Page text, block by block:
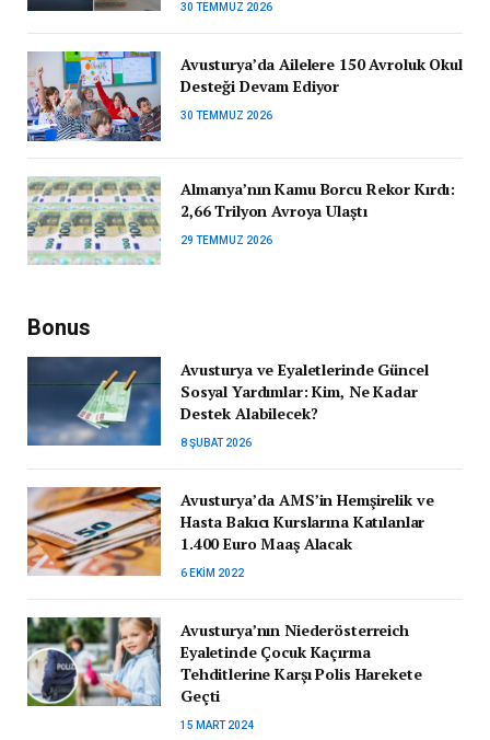
30 TEMMUZ 2026
Avusturya’da Ailelere 150 Avroluk Okul
Desteği Devam Ediyor
30 TEMMUZ 2026
Almanya’nın Kamu Borcu Rekor Kırdı:
2,66 Trilyon Avroya Ulaştı
29 TEMMUZ 2026
Bonus
Avusturya ve Eyaletlerinde Güncel
Sosyal Yardımlar: Kim, Ne Kadar
Destek Alabilecek?
8 ŞUBAT 2026
Avusturya’da AMS’in Hemşirelik ve
Hasta Bakıcı Kurslarına Katılanlar
1.400 Euro Maaş Alacak
6 EKIM 2022
Avusturya’nın Niederösterreich
Eyaletinde Çocuk Kaçırma
Tehditlerine Karşı Polis Harekete
Geçti
15 MART 2024